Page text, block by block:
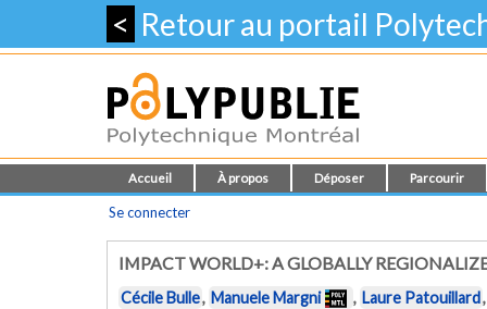
< Retour au portail
Accueil À propos Déposer Parcourir
Se connecter
IMPACT WORLD+: A GLOBALLY
Cécile Bulle, Manuele Margni , Laure Patouillard